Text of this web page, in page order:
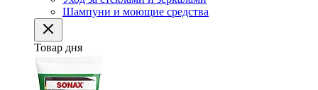
Шампуни и моющие средства
Товар дня